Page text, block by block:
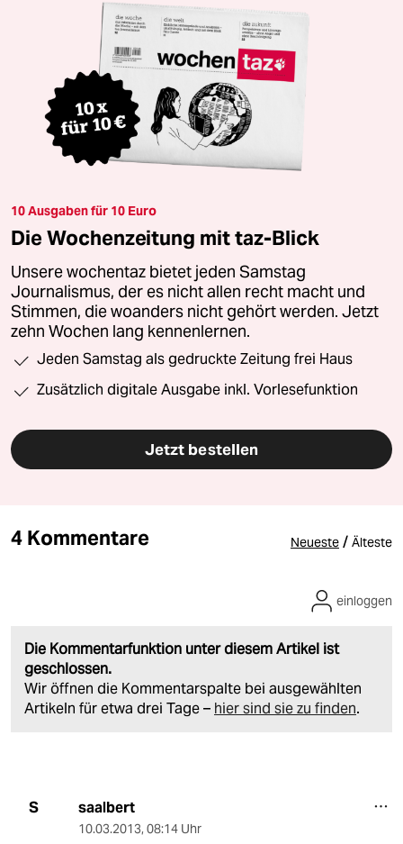
10 Ausgaben für 10 Euro
Die Wochenzeitung mit taz-Blick
Unsere wochentaz bietet jeden Samstag
Journalismus, der es nicht allen recht macht und
Stimmen, die woanders nicht gehört werden. Jetzt
zehn Wochen lang kennenlernen.
Jeden Samstag als gedruckte Zeitung frei Haus
Zusätzlich digitale Ausgabe inkl. Vorlesefunktion
Jetzt bestellen
4 Kommentare Neueste / Älteste
Die Kommentarfunktion unter diesem Artikel ist
geschlossen.
Wir öffnen die Kommentarspalte bei ausgewählten
Artikeln für etwa drei Tage – hier sind sie zu finden.
einloggen
S saalbert
10.03.2013, 08:14 Uhr